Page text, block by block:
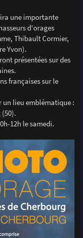
une importante
d'orages
Thibault Cormier,
Yvon).
présentées sur des
françaises sur le
un lieu emblématique :
12h le samedi.